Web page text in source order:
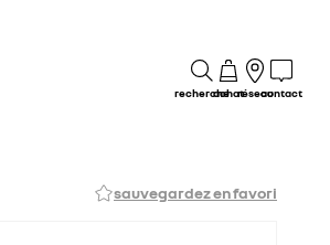
rechercheachatréseaucontact
sauvegardez en favori